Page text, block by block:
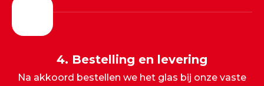
4. Bestelling en levering
Na akkoord bestellen we het glas bij onze vaste